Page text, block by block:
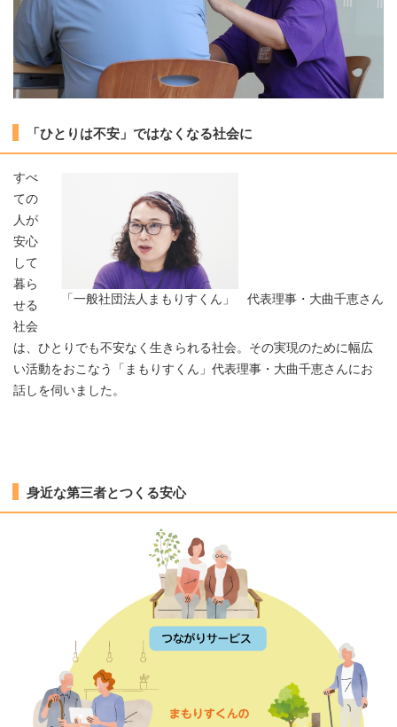
「ひとりは不安」ではなくなる社会に
「一般社団法人まもりすくん」 代表理事・大曲千恵さん
すべ
ての
人が
安心
して
暮ら
せる
社会
は、ひとりでも不安なく生きられる社会。その実現のために幅広
い活動をおこなう「まもりすくん」代表理事・大曲千恵さんにお
話しを伺いました。
身近な第三者とつくる安心